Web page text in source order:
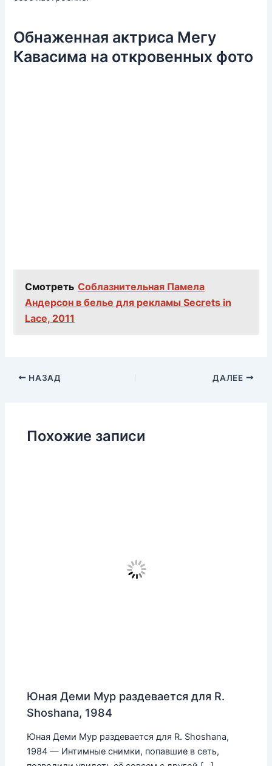
Обнаженная актриса Мегу
Кавасима на откровенных фото
Смотреть Соблазнительная Памела
Андерсон в белье для рекламы Secrets in
Lace, 2011
НАЗАД ДАЛЕЕ
Похожие записи
Юная Деми Мур раздевается для R.
Shoshana, 1984
Юная Деми Мур раздевается для R. Shoshana,
1984 — Интимные снимки, попавшие в сеть,